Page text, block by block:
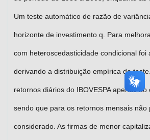
Um teste automático de razão de
horizonte de investimento q. Para
com heteroscedasticidade condicional
derivando a distribuição empírica do
retornos diários do IBOVESPA apenas
sendo que para os retornos mensais
considerado. As firmas de menor